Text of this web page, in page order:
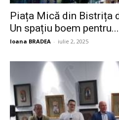
Piața Mică din Bistrița
Un spațiu boem pentru...
Ioana BRADEA - iulie 2, 2025